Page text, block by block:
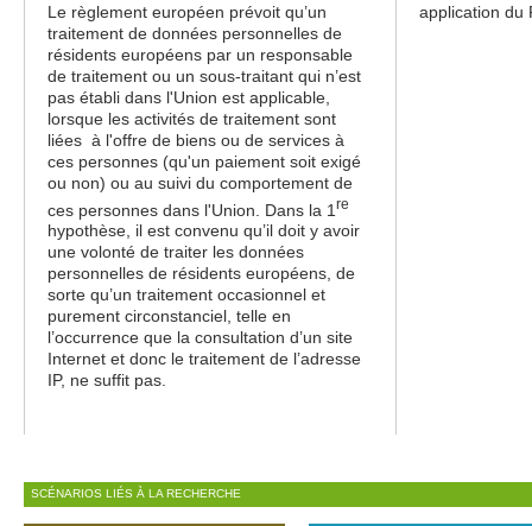
Le règlement européen prévoit qu’un
traitement de données personnelles de
résidents européens par un responsable
de traitement ou un sous-traitant qui n’est
pas établi dans l'Union est applicable,
lorsque les activités de traitement sont
liées à l'offre de biens ou de services à
ces personnes (qu'un paiement soit exigé
ou non) ou au suivi du comportement de
ces personnes dans l'Union. Dans la 1 re
hypothèse, il est convenu qu’il doit y avoir
une volonté de traiter les données
personnelles de résidents européens, de
sorte qu’un traitement occasionnel et
purement circonstanciel, telle en
l’occurrence que la consultation d’un site
Internet et donc le traitement de l’adresse
IP, ne suffit pas.
application du
SCÉNARIOS LIÉS À LA RECHERCHE